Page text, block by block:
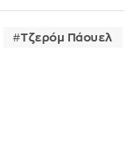
Τζερόμ Πάουελ